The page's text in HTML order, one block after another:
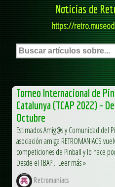
Noticias de
https://
Torneo Internacional de
Catalunya (TCAP 2022) –
Octubre
Estimados Amig@s y Comunidad del
asociación amiga RETROMANIACS
competiciones de Pinball y lo hace
Desde el TBAP... Leer más »
Retromaniacs